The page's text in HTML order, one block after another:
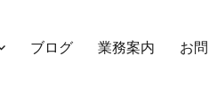
ブログ 業務案内 お